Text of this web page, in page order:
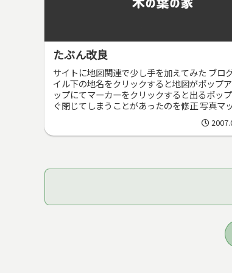
たぶん改良
サイトに地図関連で少し手を加えてみた ブロ
イル下の地名をクリックすると地図がポップ
ップにてマーカーをクリックすると出るポッ
ぐ閉じてしまうことがあったのを修正 写真マ